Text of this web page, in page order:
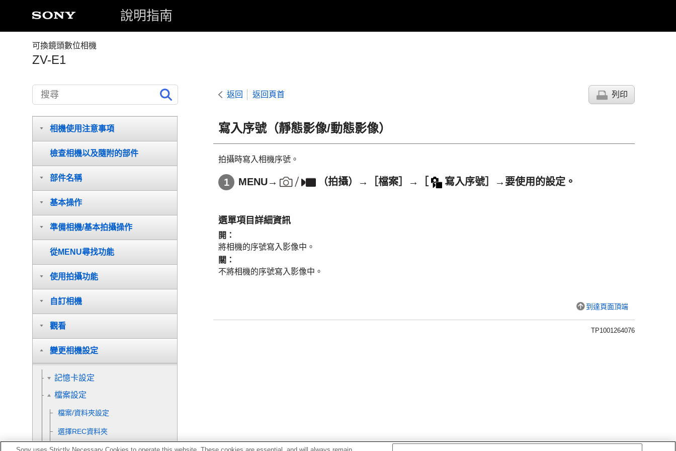
說明指南
可換鏡頭數位相機
ZV-E1
返回 返回頁首 列印
寫入序號（靜態影像/動態影像）
拍攝時寫入相機序號。
MENU→ （拍攝）→ ［檔案］ → 寫入序號］ →要使用的設定。
選單項目詳細資訊
開 ：
將相機的序號寫入影像中。
關 ：
不將相機的序號寫入影像中。
到達頁面頂端
TP1001264076
如何使用說明指南
相機使用注意事項
檢查相機以及隨附的部件
部件名稱
基本操作
準備相機/基本拍攝操作
從MENU尋找功能
使用拍攝功能
自訂相機
觀看
變更相機設定
記憶卡設定
檔案設定
檔案/資料夾設定
選擇REC資料夾